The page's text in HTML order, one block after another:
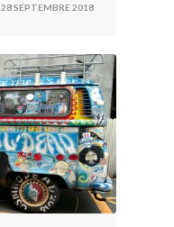
28 SEPTEMBRE 2018